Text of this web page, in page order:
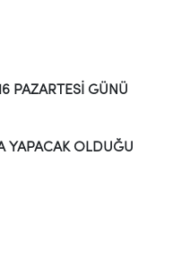
PAZARTESİ GÜNÜ
YAPACAK OLDUĞU